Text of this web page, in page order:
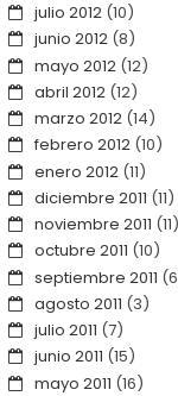
julio 2012(10)
junio 2012(8)
mayo 2012(12)
abril 2012(12)
marzo 2012(14)
febrero 2012(10)
enero 2012(11)
diciembre 2011 (11)
noviembre 2011 (11)
octubre 2011 (10)
septiembre 2011
agosto 2011 (3)
julio 2011 (7)
junio 2011 (15)
mayo 2011 (16)